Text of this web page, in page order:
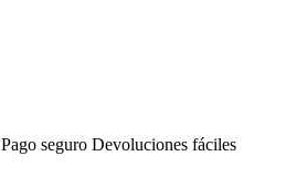
Pago seguro Devoluciones fáciles